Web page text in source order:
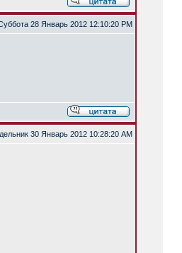
28 Январь 2012 12:10:20 PM
30 Январь 2012 10:28:20 AM